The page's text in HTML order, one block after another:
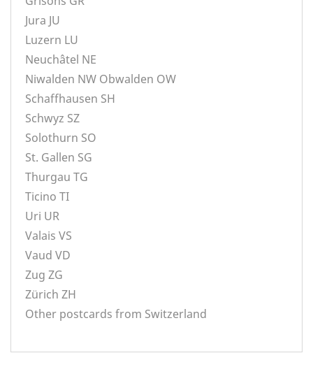
Jura JU
Luzern LU
Neuchâtel NE
Niwalden NW Obwalden OW
Schaffhausen SH
Schwyz SZ
Solothurn SO
St. Gallen SG
Thurgau TG
Ticino TI
Uri UR
Valais VS
Vaud VD
Zug ZG
Zürich ZH
Other postcards from Switzerland